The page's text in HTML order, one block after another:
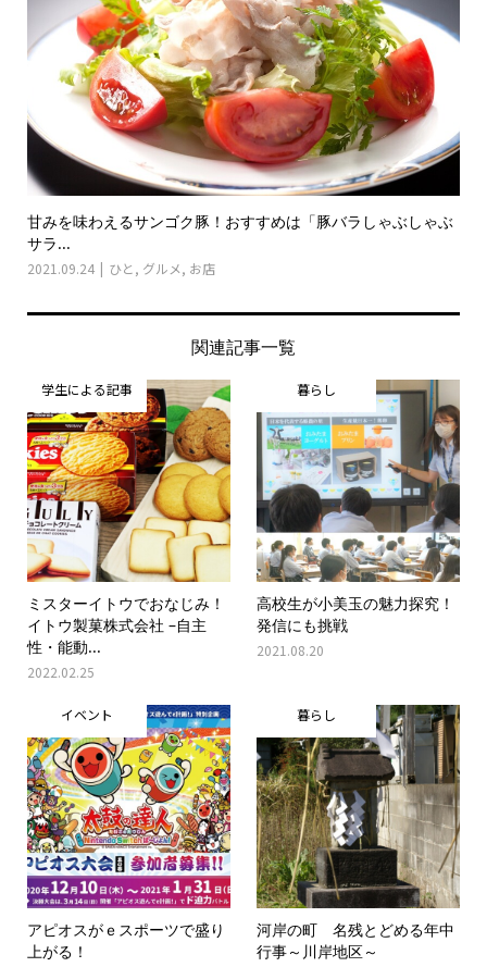
甘みを味わえるサンゴク豚！おすすめは「豚バラしゃぶしゃぶ
サラ...
2021.09.24 ひと , グルメ, お店
関連記事一覧
学生による記事
ミスターイトウでおなじみ！
イトウ製菓株式会社 –自主
性・能動...
2022.02.25
暮らし
高校生が小美玉の魅力探究！
発信にも挑戦
2021.08.20
イベント
アピオスがｅスポーツで盛り
上がる！
暮らし
河岸の町 名残とどめる年中
行事～川岸地区～